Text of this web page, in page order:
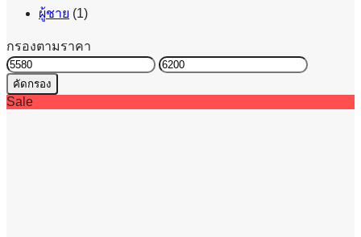
ผู้ชาย (1)
กรองตามราคา
ราคา
ต่ำ
สุด
ราคา
คัดกรอง
Sale